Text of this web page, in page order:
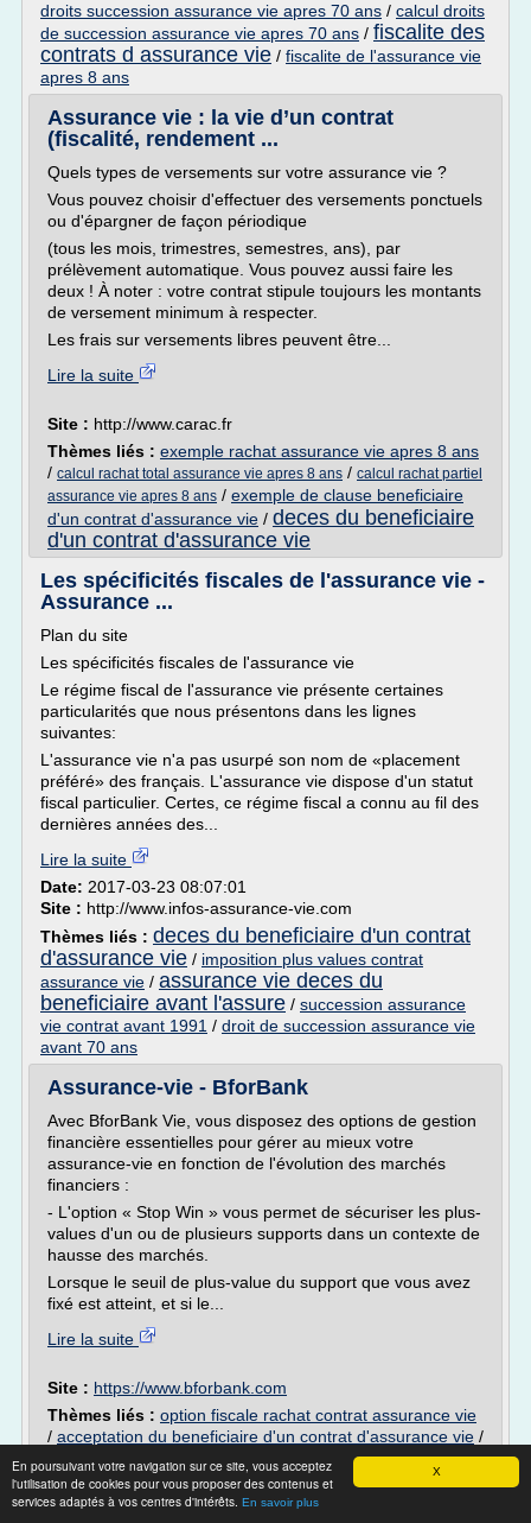
X
En poursuivant votre navigation sur ce site, vous acceptez
l'utilisation de cookies pour vous proposer des contenus et
services adaptés à vos centres d'intérêts. En savoir plus
droits succession assurance vie apres 70 ans / calcul droits
de succession assurance vie apres 70 ans / fiscalite des
contrats d assurance vie / fiscalite de l'assurance vie
apres 8 ans
Assurance vie : la vie d’un contrat
(fiscalité, rendement ...
Quels types de versements sur votre assurance vie ?
Vous pouvez choisir d'effectuer des versements ponctuels
ou d'épargner de façon périodique
(tous les mois, trimestres, semestres, ans), par
prélèvement automatique. Vous pouvez aussi faire les
deux ! À noter : votre contrat stipule toujours les montants
de versement minimum à respecter.
Les frais sur versements libres peuvent être...
Lire la suite
Site : http://www.carac.fr
Thèmes liés : exemple rachat assurance vie apres 8 ans
/ calcul rachat total assurance vie apres 8 ans / calcul rachat partiel
assurance vie apres 8 ans / exemple de clause beneficiaire
d'un contrat d'assurance vie / deces du beneficiaire
d'un contrat d'assurance vie
Les spécificités fiscales de l'assurance vie -
Assurance ...
Plan du site
Les spécificités fiscales de l'assurance vie
Le régime fiscal de l'assurance vie présente certaines
particularités que nous présentons dans les lignes
suivantes:
L'assurance vie n'a pas usurpé son nom de «placement
préféré» des français. L'assurance vie dispose d'un statut
fiscal particulier. Certes, ce régime fiscal a connu au fil des
dernières années des...
Lire la suite
Date: 2017-03-23 08:07:01
Site : http://www.infos-assurance-vie.com
Thèmes liés : deces du beneficiaire d'un contrat
d'assurance vie / imposition plus values contrat
assurance vie / assurance vie deces du
beneficiaire avant l'assure / succession assurance
vie contrat avant 1991 / droit de succession assurance vie
avant 70 ans
Assurance-vie - BforBank
Avec BforBank Vie, vous disposez des options de gestion
financière essentielles pour gérer au mieux votre
assurance-vie en fonction de l'évolution des marchés
financiers :
- L'option « Stop Win » vous permet de sécuriser les plus-
values d'un ou de plusieurs supports dans un contexte de
hausse des marchés.
Lorsque le seuil de plus-value du support que vous avez
fixé est atteint, et si le...
Lire la suite
Site : https://www.bforbank.com
Thèmes liés : option fiscale rachat contrat assurance vie
/ acceptation du beneficiaire d'un contrat d'assurance vie /
deces du beneficiaire d'un contrat
d'assurance vie/beneficiaire d un contrat
assurance vie/beneficiaire d un contrat d